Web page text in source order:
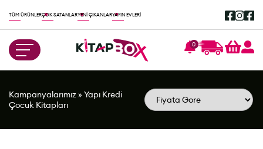
TÜM ÜRÜNLERÇOK SATANLARYENİ ÇIKANLARYAYIN EVLERİ
0
Kampanyalarımız» Yapı Kredi
Çocuk Kitapları